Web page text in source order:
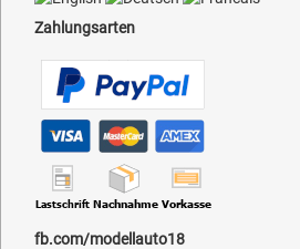
Zahlungsarten
fb.com/modellauto18